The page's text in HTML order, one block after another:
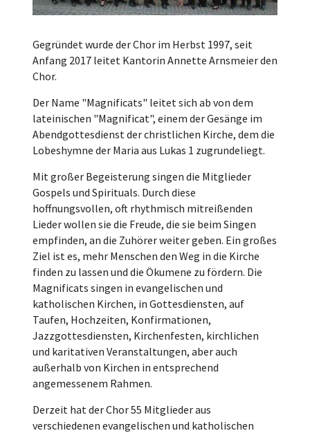
Gegründet wurde der Chor im Herbst 1997, seit
Anfang 2017 leitet Kantorin Annette Arnsmeier den
Chor.
Der Name "Magnificats" leitet sich ab von dem
lateinischen "Magnificat", einem der Gesänge im
Abendgottesdienst der christlichen Kirche, dem die
Lobeshymne der Maria aus Lukas 1 zugrundeliegt.
Mit großer Begeisterung singen die Mitglieder
Gospels und Spirituals. Durch diese
hoffnungsvollen, oft rhythmisch mitreißenden
Lieder wollen sie die Freude, die sie beim Singen
empfinden, an die Zuhörer weiter geben. Ein großes
Ziel ist es, mehr Menschen den Weg in die Kirche
finden zu lassen und die Ökumene zu fördern. Die
Magnificats singen in evangelischen und
katholischen Kirchen, in Gottesdiensten, auf
Taufen, Hochzeiten, Konfirmationen,
Jazzgottesdiensten, Kirchenfesten, kirchlichen
und karitativen Veranstaltungen, aber auch
außerhalb von Kirchen in entsprechend
angemessenem Rahmen.
Derzeit hat der Chor 55 Mitglieder aus
verschiedenen evangelischen und katholischen